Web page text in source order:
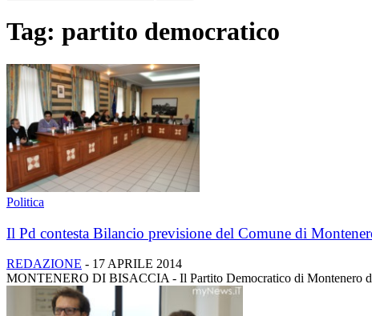
Tag: partito democratico
Politica
Il Pd contesta Bilancio previsione del Comune di
REDAZIONE - 17 APRILE 2014
MONTENERO DI BISACCIA - Il Partito Democratico di Montenero